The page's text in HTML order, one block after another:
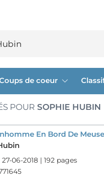
de coeur
POUR SOPHIE HUBIN
En Bord De Meuse
06-2018 | 192 pages